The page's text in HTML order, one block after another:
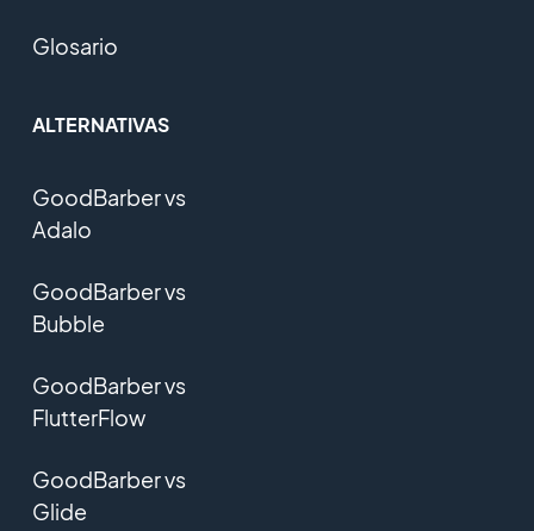
Glosario
ALTERNATIVAS
GoodBarber vs
Adalo
GoodBarber vs
Bubble
GoodBarber vs
FlutterFlow
GoodBarber vs
Glide